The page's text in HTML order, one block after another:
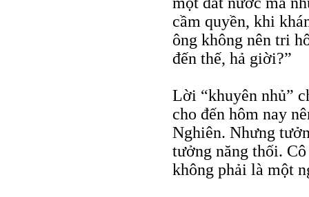
cầm quyền, khi
ông không nên tri
đến thế, hả giời?”
Lời “khuyên nhủ”
cho đến hôm nay
Nghiên. Nhưng
tưởng năng thối.
không phải là một